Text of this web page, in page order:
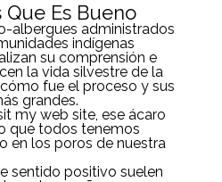
Que Es Bueno
albergues administrados
indígenas
su comprensión e
la vida silvestre de la
fue el proceso y sus
grandes.
my web site, ese ácaro
que todos tenemos
en los poros de nuestra
sentido positivo suelen